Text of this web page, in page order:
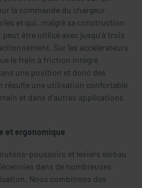
la commande du chargeur
et qui, malgré sa construction
être utilisé avec jusqu'à trois
Sur les accélérateurs
le frein à friction intégré
une position et donc des
résulte une utilisation confortable
et dans d'autres applications
et ergonomique
poussoirs et leviers elobau
dans de nombreuses
Nous combinons des